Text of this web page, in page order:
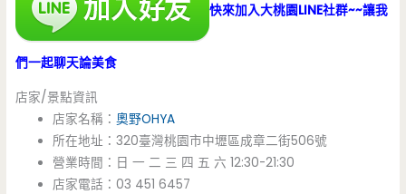
快來加入大桃園LINE社群~~讓我
們一起聊天論美食
店家/景點資訊
店家名稱：奧野OHYA
所在地址：320臺灣桃園市中壢區成章二街506號
營業時間：日 一 二 三 四 五 六 12:30-21:30
店家電話：03 451 6457